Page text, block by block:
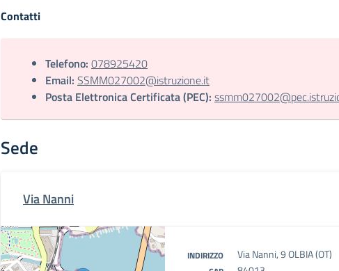
Contatti
Telefono: 078925420
Email: SSMM027002@istruzione.it
Posta Elettronica Certificata (PEC):
Sede
Via Nanni
INDIRIZZO Via Nanni, 9 OLBIA (OT)